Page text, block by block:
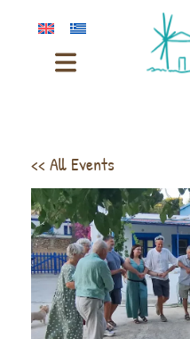
<< All Events